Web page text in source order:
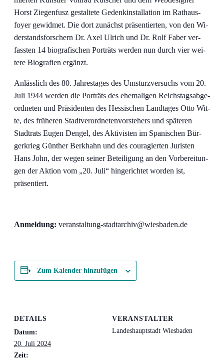
Horst Zie­gen­fusz ge­stal­te­te Ge­denk­in­stal­la­ti­on im Rat­haus­
foy­er ge­wid­met. Die dort zu­nächst prä­sen­tier­ten, von den Wi­
der­stands­for­schern Dr. Axel Ul­rich und Dr. Rolf Fa­ber ver­
fass­ten 14 bio­gra­fi­schen Por­träts wer­den nun durch vier wei­
te­re Bio­gra­fien ergänzt.
An­läss­lich des 80. Jah­res­ta­ges des Um­sturz­ver­suchs vom 20.
Ju­li 1944 wer­den die Por­träts des ehe­ma­li­gen Reichs­tags­ab­ge­
ord­ne­ten und Prä­si­den­ten des Hes­si­schen Land­ta­ges Ot­to Wit­
te, des frü­he­ren Stadt­ver­ord­ne­ten­vor­ste­hers und spä­te­ren
Stadt­rats Eu­gen Den­gel, des Ak­ti­vis­ten im Spa­ni­schen Bür­
ger­krieg Gün­ther Berkhahn und des cou­ra­gier­ten Ju­ris­ten
Hans John, der we­gen sei­ner Be­tei­li­gung an den Vor­be­rei­tun­
gen der Ak­ti­on vom „20. Ju­li“ hin­ge­rich­tet wor­den ist,
präsentiert.
An­mel­dung: veranstaltung-​stadtarchiv@​wiesbaden.​de
Zum Kalender hinzufügen
DETAILS
Datum:
20. Juli 2024
Zeit:
VERANSTALTER
Lan­des­haupt­stadt Wiesbaden